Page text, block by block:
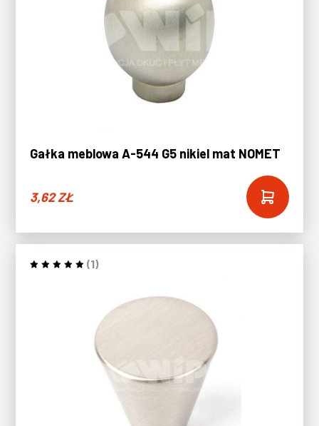
Gałka meblowa A-544 G5 nikiel mat NOMET
3,62ZŁ
(1)